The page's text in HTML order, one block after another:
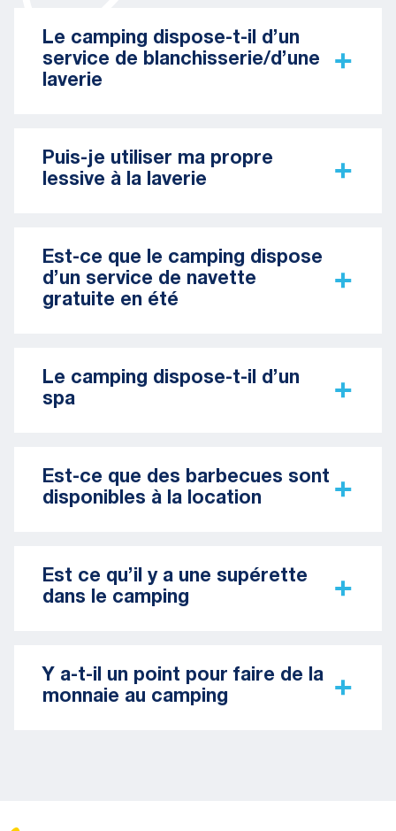
Le camping dispose-t-il d’un
service de blanchisserie/d’une
laverie
Puis-je utiliser ma propre
lessive à la laverie
Est-ce que le camping dispose
d’un service de navette
gratuite en été
Le camping dispose-t-il d’un
spa
Est-ce que des barbecues sont
disponibles à la location
Est ce qu’il y a une supérette
dans le camping
Y a-t-il un point pour faire de la
monnaie au camping